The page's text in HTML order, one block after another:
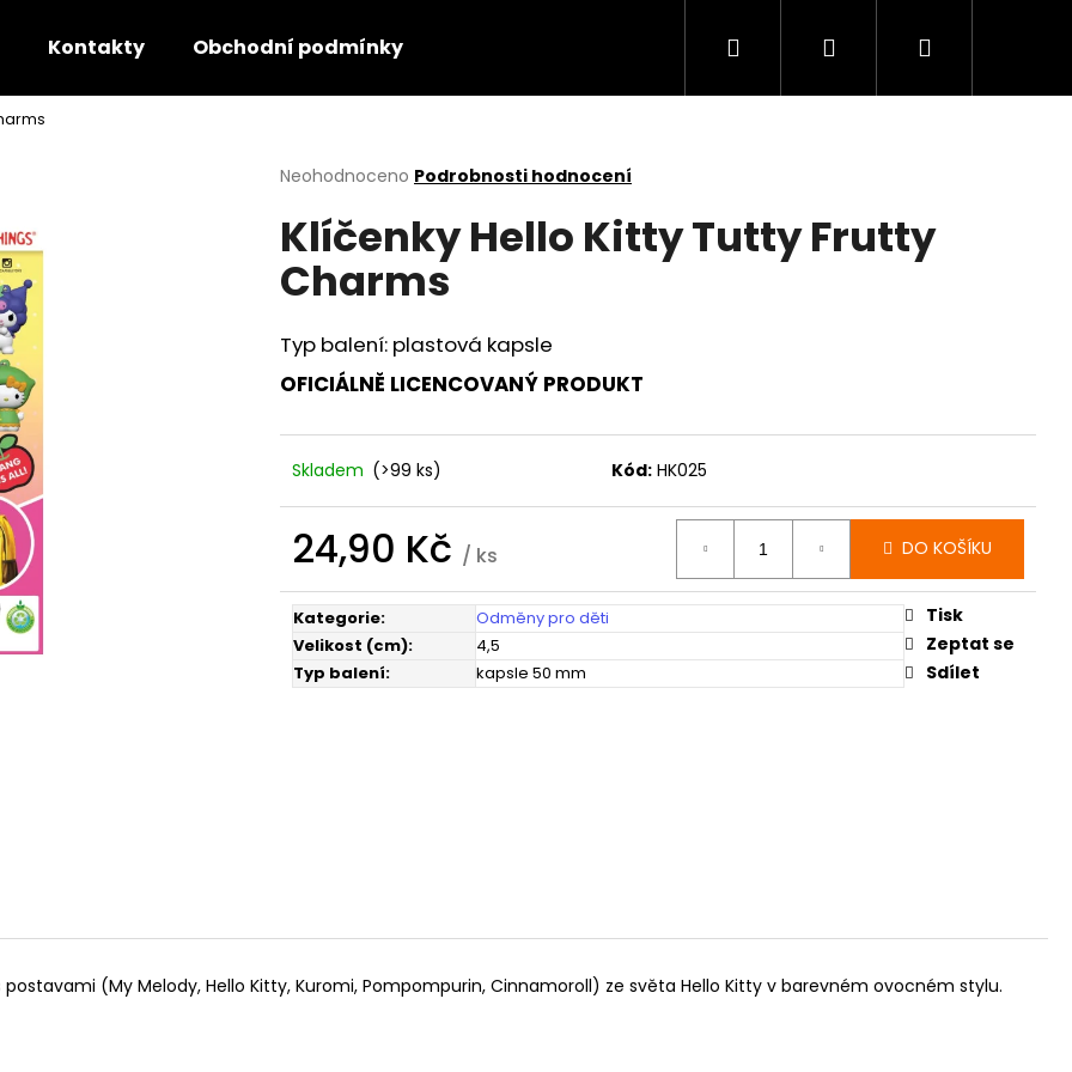
Kontakty Obchodní podmínky Hledat PřihlášeníNákupní
Průměrné
produktu
je
0,0
z
hvězdiček.
Neohodnoceno Podrobnosti hodnocení
Klíčenky Hello Kitty Tutty Frutty
Charms
Typ balení: plastová kapsle
OFICIÁLNĚ LICENCOVANÝ PRODUKT
Skladem (>99 ks) Kód: HK025
24,90 Kč / ks
cena:
DO KOŠÍKU
Kategorie:
Odměny pro děti
Velikost (cm):
4,5
Typ balení: kapsle 50 mm
Tisk
Zeptat se
Sdílet
(My Melody, Hello Kitty, Kuromi, Pompompurin, Cinnamoroll) ze světa Hello Kitty v barevném ovocném stylu.
Co potřebujete najít?
HLEDAT